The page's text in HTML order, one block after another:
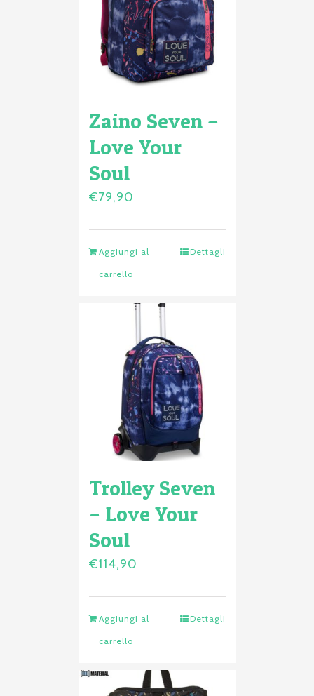
Zaino Seven –
Love Your
Soul
€79,90
Aggiungi al
carrello
Dettagli
Trolley Seven
– Love Your
Soul
€114,90
Aggiungi al
carrello
Dettagli